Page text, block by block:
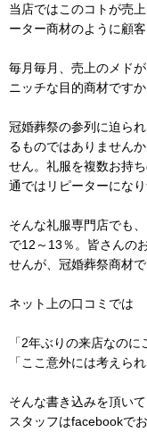
当店ではこのコトが売
ーター商材のように顧
毎月毎月、売上のメド
ニッチな目的商材です
冠婚葬祭の参列に迫ら
るものではありません
せん。礼服を複数お持
通ではリピーターにな
そんな礼服専門店でも
で12～13％。皆さんの
せんが、冠婚葬祭商材
ネット上の口コミでは
「2年ぶりの来店なのに
「ここ意外には考えられ
そんな書き込みを頂い
スタッフはfacebookで